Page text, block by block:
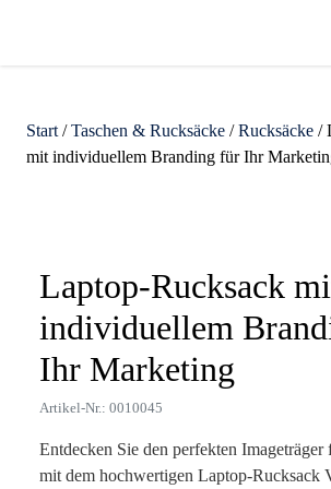
Start /Taschen & Rucksäcke /Rucksäcke /
mit individuellem Branding für Ihr
Laptop-Rucksack
individuellem
Ihr Marketing
Artikel-Nr.: 0010045
Entdecken Sie den perfekten
mit dem hochwertigen Laptop-Rucksack